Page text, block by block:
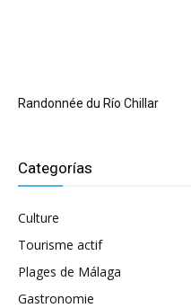
Randonnée du Río Chillar
Categorías
Culture
Tourisme actif
Plages de Málaga
Gastronomie